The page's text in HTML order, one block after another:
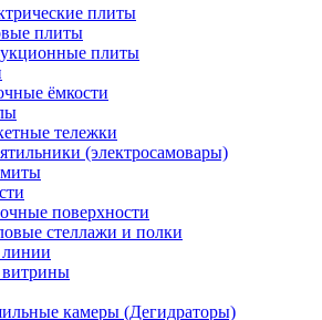
плиты
плиты
плиты
ёмкости
тележки
(электросамовары)
поверхности
стеллажи и полки
камеры (Дегидраторы)